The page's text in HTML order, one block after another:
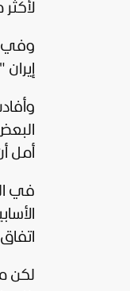
لأكثر من 6 أسابيع كما كان متوقعاً، مما أدى إلى ارتفاع أسعار الغاز
وفي
أمل
في
لكن